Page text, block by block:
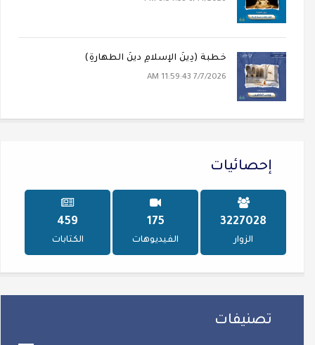
خطبة (دِينُ الإسلامِ دينُ الطهارةِ)
7/7/2026 11:59:43 AM
إحصائيات
4335828
الزوار
235
الفيديوهات
618
الكتابات
تصنيفات